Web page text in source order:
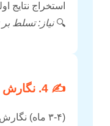
استخراج نتایج
🔍نیاز: تسلط
✍️ 4. نگارش و ویرایش
(۳-۴ ماه)